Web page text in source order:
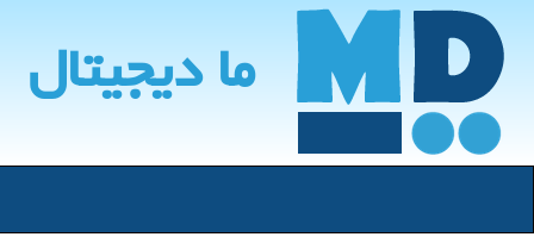
ما دیجیتال